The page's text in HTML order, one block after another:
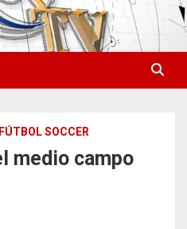
FÚTBOL SOCCER
medio campo